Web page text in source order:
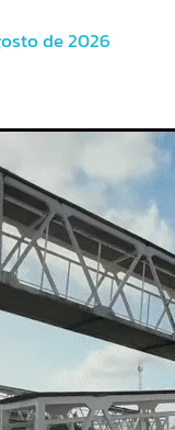
de 2026